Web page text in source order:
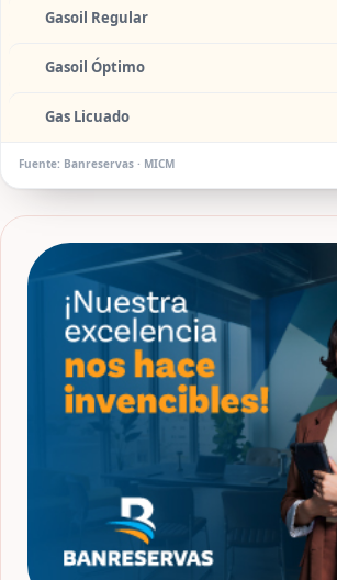
Gasoil Regular
Gasoil Óptimo
Gas Licuado
Fuente: Banreservas · MICM